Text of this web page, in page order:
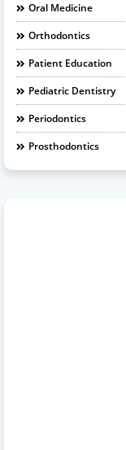
Oral Medicine
Orthodontics
Patient Education
Pediatric Dentistry
Periodontics
Prosthodontics